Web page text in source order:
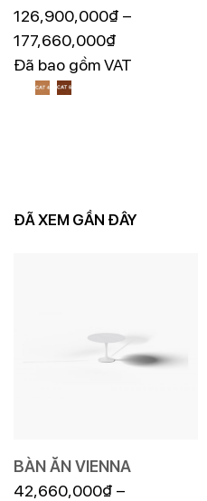
F028
126,900,000₫ –
177,660,000₫
Đã bao gồm VAT
ĐÃ XEM GẦN ĐÂY
BÀN ĂN VIENNA
42,660,000₫ –